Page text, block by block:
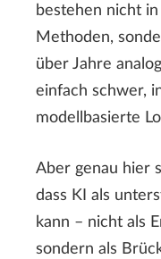
bestehen nicht
Methoden,
über Jahre
einfach schwer,
modellbasierte
Aber genau hier
dass KI als
kann – nicht als
sondern als